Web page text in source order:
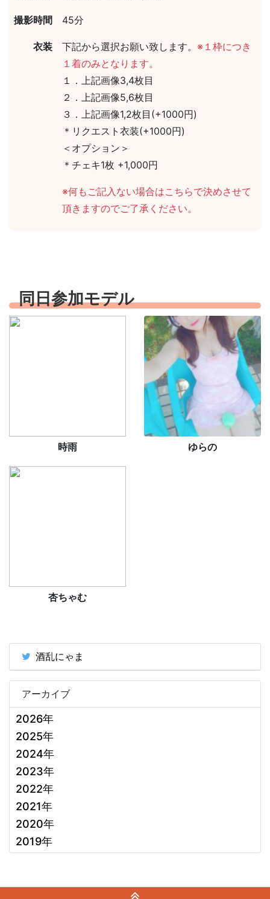
撮影時間 45分
衣装 下記から選択お願い致します。 ※１枠につき
１着のみとなります。
１．上記画像3,4枚目
２．上記画像5,6枚目
３．上記画像1,2枚目(+1000円)
＊リクエスト衣装(+1000円)
＜オプション＞
＊チェキ1枚 +1,000円
※何もご記入ない場合はこちらで決めさせて
頂きますのでご了承ください。
同日参加モデル
時雨 ゆらの
杏ちゃむ
酒乱にゃま
アーカイブ
2026年
2025年
2024年
2023年
2022年
2021年
2020年
2019年